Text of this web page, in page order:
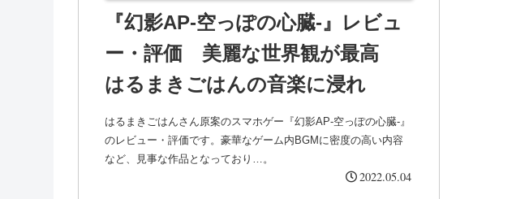
『幻影AP-空っぽの心臓-』レビュ
ー・評価 美麗な世界観が最高
はるまきごはんの音楽に浸れ
はるまきごはんさん原案のスマホゲー『幻影AP-空っぽの心臓-』
のレビュー・評価です。豪華なゲーム内BGMに密度の高い内容
など、見事な作品となっており…。
2022.05.04